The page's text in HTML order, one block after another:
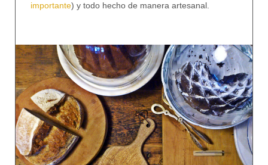
importante) y todo hecho de manera artesanal.